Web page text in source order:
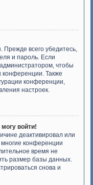
Прежде всего убедитесь,
и пароль. Если
чтобы
конференции. Также
конференции,
настроек.
войти!
деактивировал или
конференции
время не
размер базы данных.
снова и